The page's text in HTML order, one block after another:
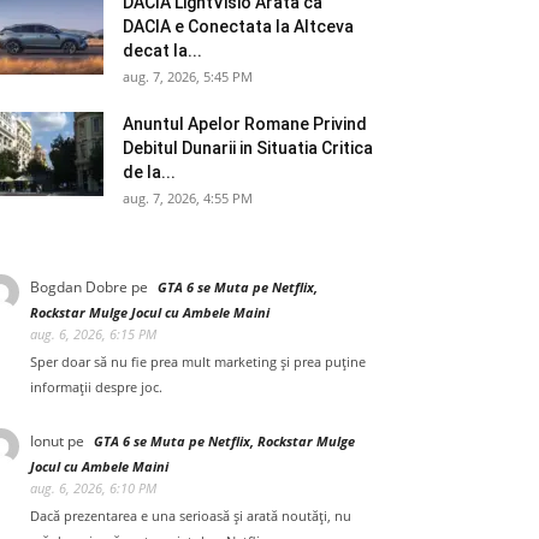
DACIA e Conectata la Altceva
decat la...
aug. 7, 2026, 5:45 PM
Anuntul Apelor Romane Privind
Debitul Dunarii in Situatia Critica
de la...
aug. 7, 2026, 4:55 PM
Bogdan Dobre pe GTA 6 se Muta pe Netflix,
Rockstar Mulge Jocul cu Ambele Maini
aug. 6, 2026, 6:15 PM
Sper doar să nu fie prea mult marketing și prea puține
informații despre joc.
Ionut pe GTA 6 se Muta pe Netflix, Rockstar Mulge
Jocul cu Ambele Maini
aug. 6, 2026, 6:10 PM
Dacă prezentarea e una serioasă și arată noutăți, nu